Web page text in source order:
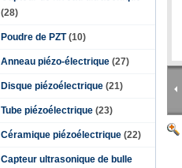
(28)
Poudre de PZT (10)
Anneau piézo-électrique (27)
Disque piézoélectrique (21)
Tube piézoélectrique (23)
Céramique piézoélectrique (22)
Capteur ultrasonique de bulle